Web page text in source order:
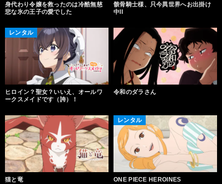
身代わり令嬢を救ったのは冷酷無慈
悲な氷の王子の愛でした
骸骨騎士様、只今異世界へお出掛け
中II
レンタル
ヒロイン？聖女？いいえ、オールワ
ークスメイドです（誇）！
令和のダラさん
猫と竜
レンタル
ONE PIECE HEROINES